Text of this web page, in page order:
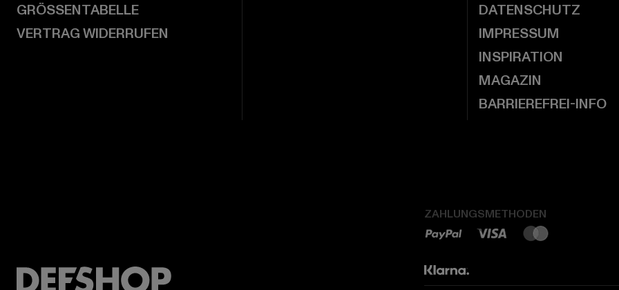
GRÖSSENTABELLE
VERTRAG WIDERRUFEN
DATENSCHUTZ
IMPRESSUM
INSPIRATION
MAGAZIN
BARRIEREFREI-INFO
ZAHLUNGSMETHODEN